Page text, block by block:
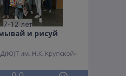
7-12 лет
и рисуй
им. Н.К. Крупской»